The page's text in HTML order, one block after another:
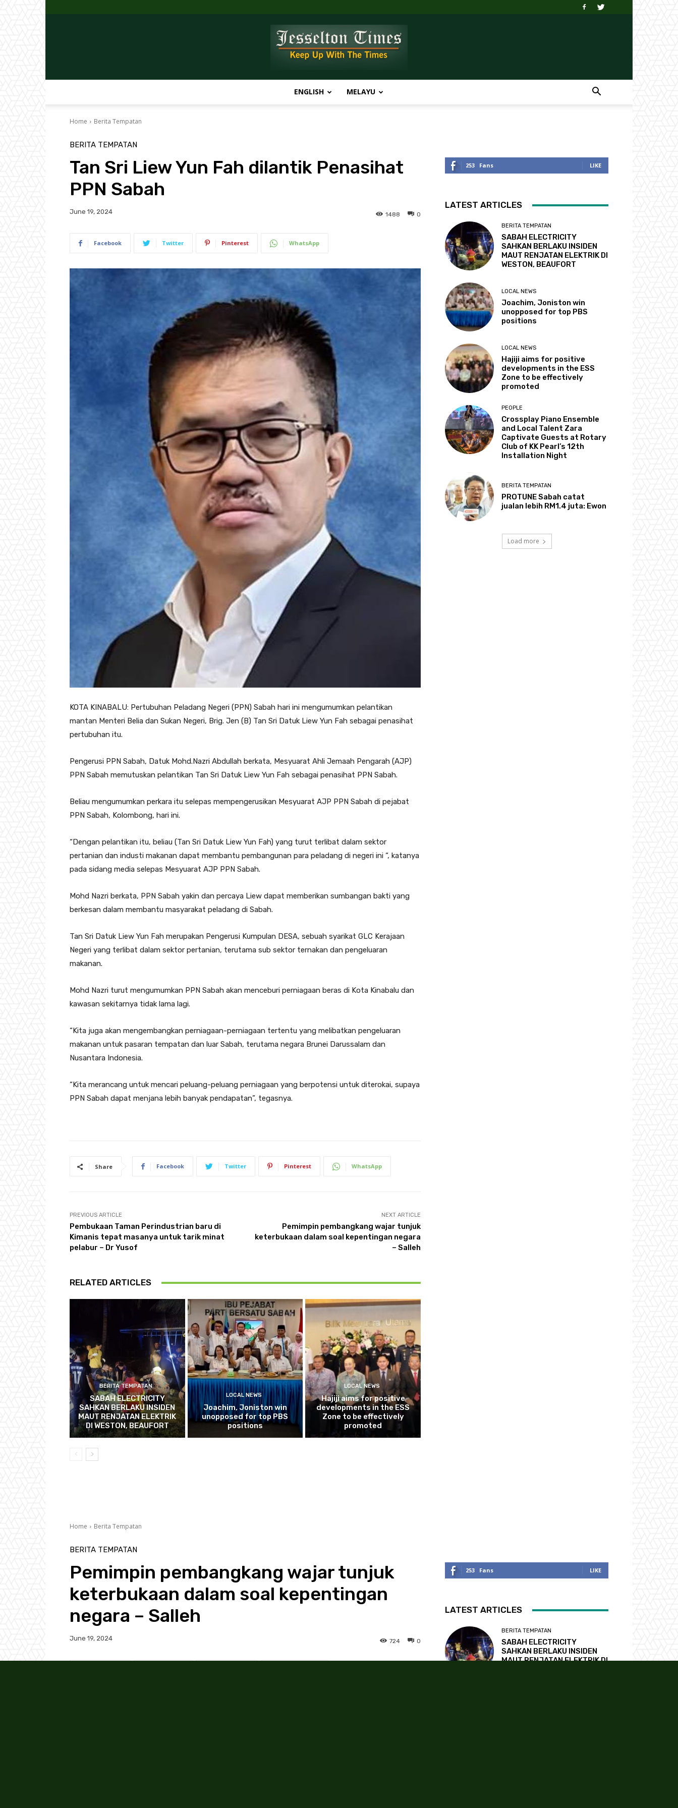
Times
ENGLISH MELAYU
Home Berita Tempatan
BERITA TEMPATAN
Tan Sri Liew Yun Fah dilantik Penasihat
PPN Sabah
June 19, 2024 0
1488
Facebook Twitter Pinterest WhatsApp
KOTA KINABALU: Pertubuhan Peladang Negeri (PPN) Sabah hari ini mengumumkan pelantikan
mantan Menteri Belia dan Sukan Negeri, Brig. Jen (B) Tan Sri Datuk Liew Yun Fah sebagai penasihat
pertubuhan itu.
Pengerusi PPN Sabah, Datuk Mohd.Nazri Abdullah berkata, Mesyuarat Ahli Jemaah Pengarah (AJP)
PPN Sabah memutuskan pelantikan Tan Sri Datuk Liew Yun Fah sebagai penasihat PPN Sabah.
Beliau mengumumkan perkara itu selepas mempengerusikan Mesyuarat AJP PPN Sabah di pejabat
PPN Sabah, Kolombong, hari ini.
“Dengan pelantikan itu, beliau (Tan Sri Datuk Liew Yun Fah) yang turut terlibat dalam sektor
pertanian dan industi makanan dapat membantu pembangunan para peladang di negeri ini “, katanya
pada sidang media selepas Mesyuarat AJP PPN Sabah.
Mohd Nazri berkata, PPN Sabah yakin dan percaya Liew dapat memberikan sumbangan bakti yang
berkesan dalam membantu masyarakat peladang di Sabah.
Tan Sri Datuk Liew Yun Fah merupakan Pengerusi Kumpulan DESA, sebuah syarikat GLC Kerajaan
Negeri yang terlibat dalam sektor pertanian, terutama sub sektor ternakan dan pengeluaran
makanan.
Mohd Nazri turut mengumumkan PPN Sabah akan menceburi perniagaan beras di Kota Kinabalu dan
kawasan sekitarnya tidak lama lagi.
“Kita juga akan mengembangkan perniagaan-perniagaan tertentu yang melibatkan pengeluaran
makanan untuk pasaran tempatan dan luar Sabah, terutama negara Brunei Darussalam dan
Nusantara Indonesia.
“Kita merancang untuk mencari peluang-peluang perniagaan yang berpotensi untuk diterokai, supaya
PPN Sabah dapat menjana lebih banyak pendapatan”, tegasnya.
Share Facebook Twitter Pinterest WhatsApp
PREVIOUS ARTICLE
Pembukaan Taman Perindustrian baru di
Kimanis tepat masanya untuk tarik minat
pelabur – Dr Yusof
NEXT ARTICLE
Pemimpin pembangkang wajar tunjuk
keterbukaan dalam soal kepentingan negara
– Salleh
RELATED ARTICLES
BERITA TEMPATAN
SABAH ELECTRICITY
SAHKAN BERLAKU INSIDEN
MAUT RENJATAN ELEKTRIK
DI WESTON, BEAUFORT
LOCAL NEWS
Joachim, Joniston win
unopposed for top PBS
positions
LOCAL NEWS
Hajiji aims for positive
developments in the ESS
Zone to be effectively
promoted
253 Fans LIKE
LATEST ARTICLES
BERITA TEMPATAN
SABAH ELECTRICITY
SAHKAN BERLAKU INSIDEN
MAUT RENJATAN ELEKTRIK DI
WESTON, BEAUFORT
LOCAL NEWS
Joachim, Joniston win
unopposed for top PBS
positions
LOCAL NEWS
Hajiji aims for positive
developments in the ESS
Zone to be effectively
promoted
PEOPLE
Crossplay Piano Ensemble
and Local Talent Zara
Captivate Guests at Rotary
Club of KK Pearl’s 12th
Installation Night
BERITA TEMPATAN
PROTUNE Sabah catat
jualan lebih RM1.4 juta: Ewon
Load more